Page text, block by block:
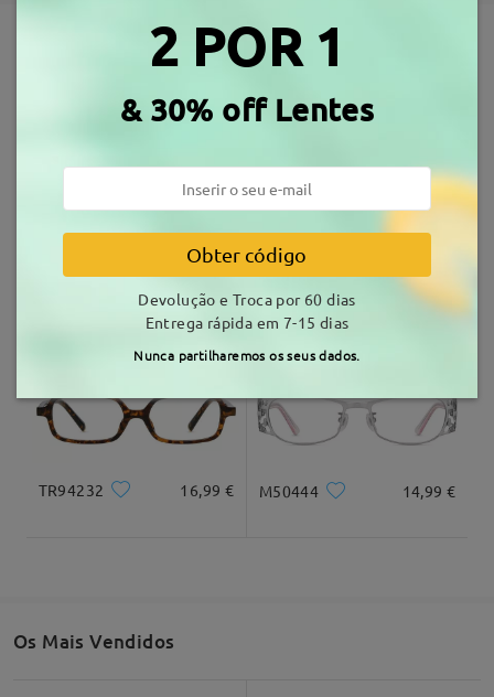
tempo de envio
KXN1038 10,99 € TM65167 18,99 €
TR94232 16,99 € M50444 14,99 €
Os Mais Vendidos
2 POR 1
& 30% off Lentes
Obter código
Devolução e Troca por 60 dias
Entrega rápida em 7-15 dias
Nunca partilharemos os seus dados.